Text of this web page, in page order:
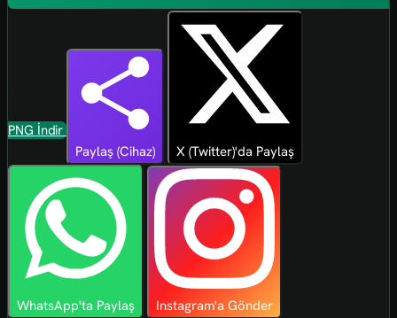
PNG İndir
Paylaş (Cihaz)
X (Twitter)'da Paylaş
WhatsApp'ta Paylaş Instagram'a Gönder